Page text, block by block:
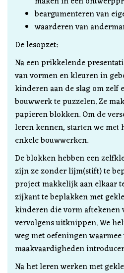
beargumenteren van
waarderen van
De lesopzet:
Na een prikkelende
van vormen en kleuren in
kinderen aan de slag om zelf
bouwwerk te puzzelen. Ze
papieren blokken. Om de
leren kennen, starten we met
enkele bouwwerken.
De blokken hebben een
zijn ze zonder lijm(stift) te
project makkelijk aan elkaar
zijkant te beplakken met
kinderen die vorm aftekenen
vervolgens uitknippen. We
weg met oefeningen
maakvaardigheden
Na het leren werken met